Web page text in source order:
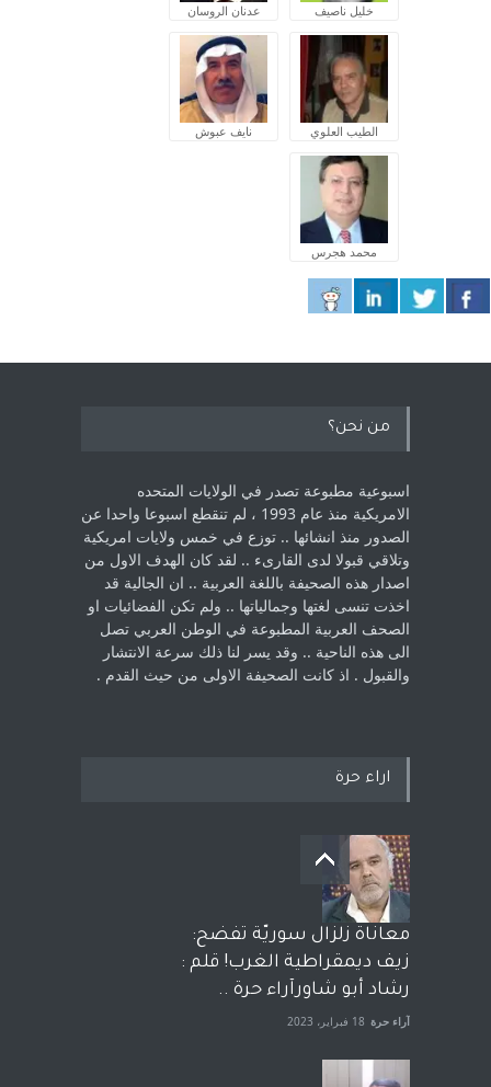
خليل ناصيف عدنان الروسان
الطيب العلوي نايف عبوش
محمد هجرس
من نحن؟
اسبوعية مطبوعة تصدر في الولايات المتحده
الامريكية منذ عام 1993 ، لم ‏تنقطع اسبوعا واحدا عن
الصدور منذ انشائها .. توزع في خمس ولايات امريكية
‏وتلاقي قبولا لدى القارىء ..‏ لقد كان الهدف الاول من
اصدار هذه الصحيفة باللغة العربية .. ان الجالية قد
اخذت ‏تنسى لغتها وجمالياتها .. ولم تكن الفضائيات او
الصحف العربية المطبوعة في الوطن ‏العربي تصل
الى هذه الناحية .. وقد يسر لنا ذلك سرعة الانتشار
والقبول . اذ كانت ‏الصحيفة الاولى من حيث القدم . ‏
اراء حرة
معاناة زلزال سوريّة تفضح:
زيف ديمقراطية الغرب! قلم :
رشاد أبو شاورآراء حرة ..
آراء حرة 18 فبراير، 2023